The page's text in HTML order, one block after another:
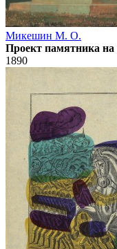
Микешин М. О.
Проект памятника на
1890